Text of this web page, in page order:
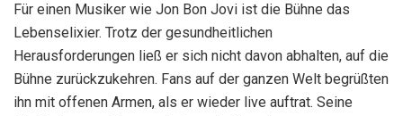
Für einen Musiker wie Jon Bon Jovi ist die Bühne das
Lebenselixier. Trotz der gesundheitlichen
Herausforderungen ließ er sich nicht davon abhalten, auf die
Bühne zurückzukehren. Fans auf der ganzen Welt begrüßten
ihn mit offenen Armen, als er wieder live auftrat. Seine